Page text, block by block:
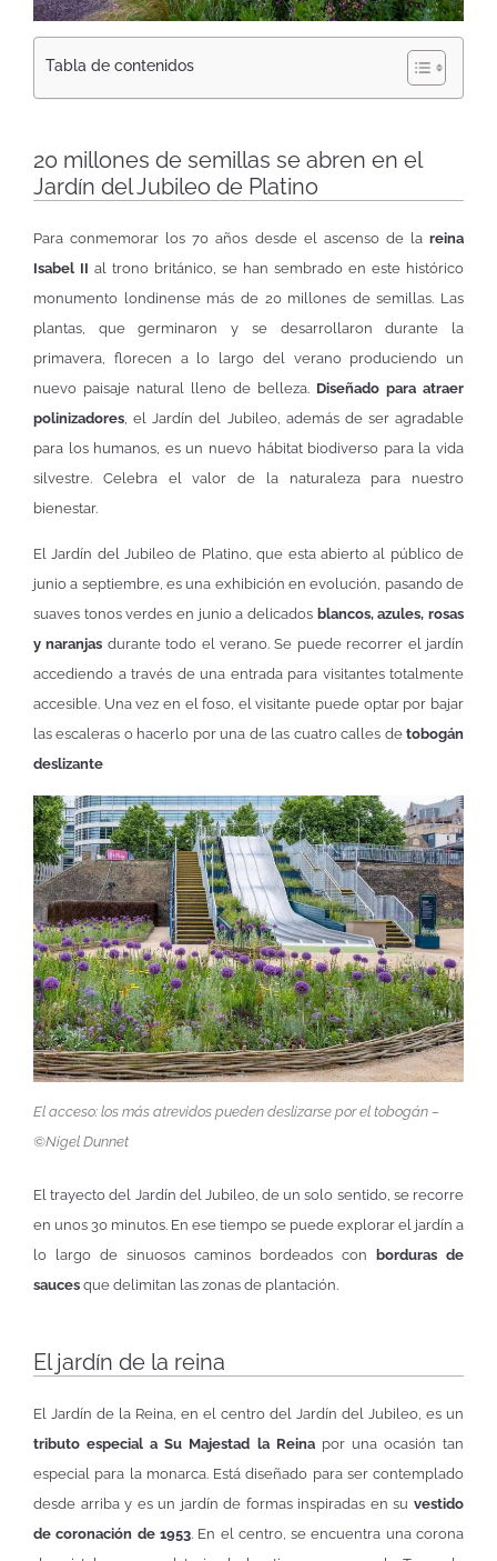
Tabla de contenidos
20 millones de semillas se abren en el
Jardín del Jubileo de Platino
Para conmemorar los 70 años desde el ascenso de la reina
Isabel II al trono británico, se han sembrado en este histórico
monumento londinense más de 20 millones de semillas. Las
plantas, que germinaron y se desarrollaron durante la
primavera, florecen a lo largo del verano produciendo un
nuevo paisaje natural lleno de belleza. Diseñado para atraer
polinizadores, el Jardín del Jubileo, además de ser agradable
para los humanos, es un nuevo hábitat biodiverso para la vida
silvestre. Celebra el valor de la naturaleza para nuestro
bienestar.
El Jardín del Jubileo de Platino, que esta abierto al público de
junio a septiembre, es una exhibición en evolución, pasando de
suaves tonos verdes en junio a delicados blancos, azules, rosas
y naranjas durante todo el verano. Se puede recorrer el jardín
accediendo a través de una entrada para visitantes totalmente
accesible. Una vez en el foso, el visitante puede optar por bajar
las escaleras o hacerlo por una de las cuatro calles de tobogán
deslizante
El acceso: los más atrevidos pueden deslizarse por el tobogán –
©Nigel Dunnet
El trayecto del Jardín del Jubileo, de un solo sentido, se recorre
en unos 30 minutos. En ese tiempo se puede explorar el jardín a
lo largo de sinuosos caminos bordeados con
borduras de
sauces que delimitan las zonas de plantación.
El jardín de la reina
El Jardín de la Reina, en el centro del Jardín del Jubileo, es un
tributo especial a Su Majestad la Reinapor una ocasión tan
especial para la monarca. Está diseñado para ser contemplado
desde arriba y es un jardín de formas inspiradas en su vestido
de coronación de 1953. En el centro, se encuentra una corona